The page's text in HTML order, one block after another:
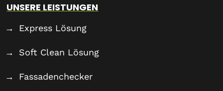
UNSERE LEISTUNGEN
Express Lösung
Soft Clean Lösung
Fassadenchecker